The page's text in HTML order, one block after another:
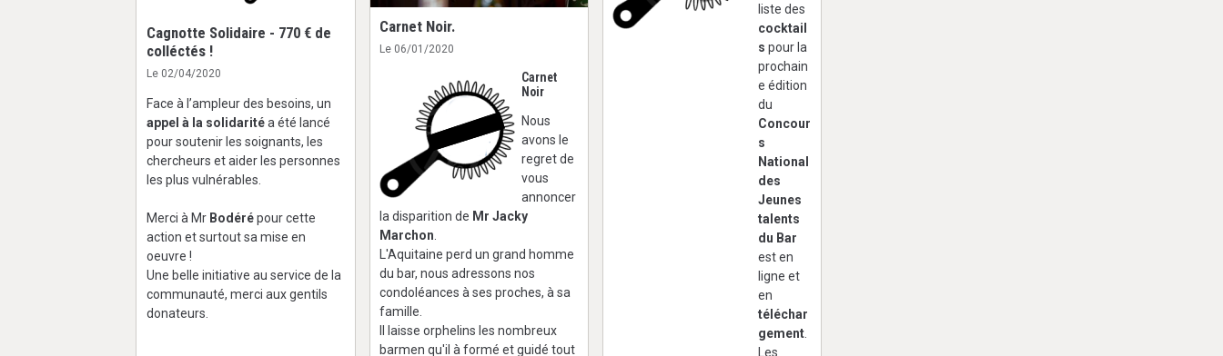
Cagnotte Solidaire - 770 € de
colléctés !
Le 02/04/2020
Face à l’ampleur des besoins, un
appel à la solidaritéa été lancé
pour soutenir les soignants, les
chercheurs et aider les personnes
les plus vulnérables.
Merci à Mr Bodérépour cette
action et surtout sa mise en
oeuvre !
Une belle initiative au service de la
communauté, merci aux gentils
donateurs.
Carnet Noir.
Le 06/01/2020
Carnet
Noir
Nous
avons le
regret de
vous
annoncer
la disparition de Mr Jacky
Marchon
L'Aquitaine perd un grand homme
du bar, nous adressons nos
condoléancesà ses proches, à sa
famille.
Il laisse orphelins les nombreux
barmen qu'il à formé et guidé tout
liste des
cocktail
s pour la
prochain
e édition
du
Concour
s
National
des
Jeunes
talents
du Bar
est en
ligne et
en
téléchar
gement
Les